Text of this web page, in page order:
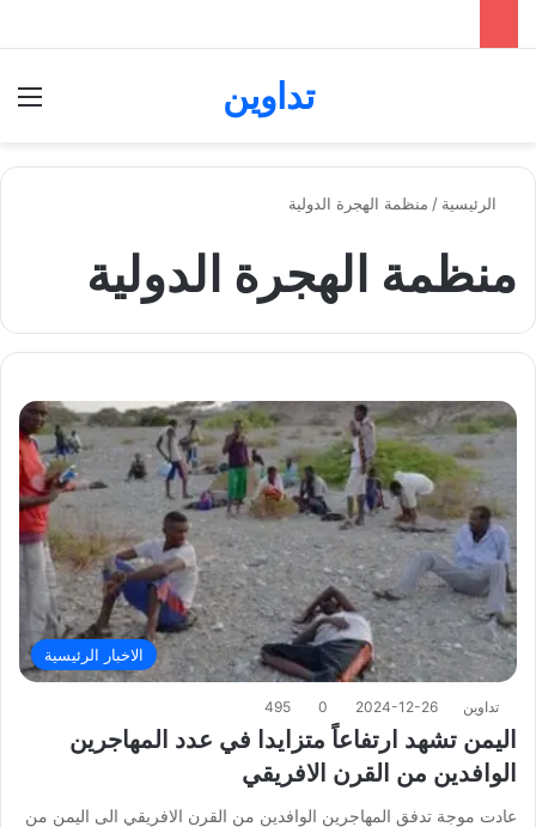
تداوين
الرئيسية / منظمة الهجرة الدولية
منظمة الهجرة الدولية
الاخبار الرئيسية
تداوين 2024-12-26
0
495
اليمن تشهد ارتفاعاً متزايدا في عدد المهاجرين
الوافدين من القرن الافريقي
عادت موجة تدفق المهاجرين الوافدين من القرن الافريقي الى اليمن من